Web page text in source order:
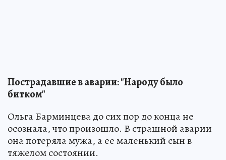
Пострадавшие в аварии: "Народу было
битком"
Ольга Барминцева до сих пор до конца не
осознала, что произошло. В страшной аварии
она потеряла мужа, а ее маленький сын в
тяжелом состоянии.